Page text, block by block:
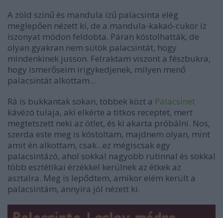
A zöld színű és mandula ízű palacsinta elég
meglepően nézett ki, de a mandula-kakaó-cukor íz
iszonyat módon feldobta. Páran kóstolhatták, de
olyan gyakran nem sütök palacsintát, hogy
mindenkinek jusson. Felraktam viszont a fészbukra,
hogy ismerőseim irigykedjenek, milyen menő
palacsintát alkottam...
Rá is bukkantak sokan, többek közt a Palacsinet
kávézó tulaja, aki elkérte a titkos receptet, mert
megtetszett neki az ötlet, és ki akarta próbálni. Nos,
szerda este meg is kóstoltam, majdnem olyan, mint
amit én alkottam, csak...ez mégiscsak egy
palacsintázó, ahol sokkal nagyobb rutinnal és sokkal
több esztétikai érzékkel kerülnek az étkek az
asztalra. Meg is lepődtem, amikor elém került a
palacsintám, annyira jól nézett ki.